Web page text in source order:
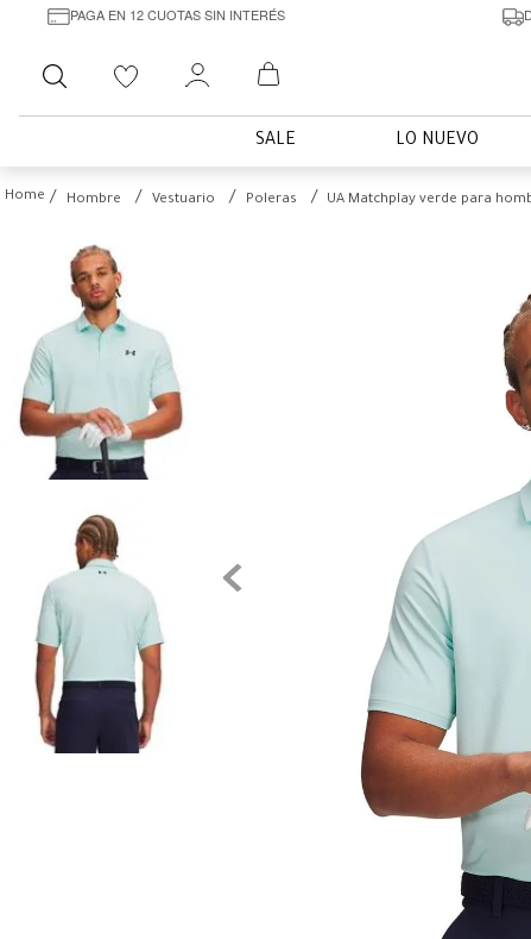
PAGA EN 12 CUOTAS SIN INTERÉS
Buscar
SALE LO NUEVO
Hombre Vestuario Poleras UA Matchplay verde para